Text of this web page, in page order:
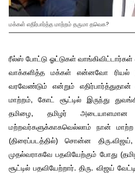
மக்கள் எதிர்பார்த்த மாற்றம் தருமா தவெக?
ரீல்ஸ் போட்டு ஓட்டுகள்
வாக்களித்த மக்கள் என்னவோ ரியல்
வரவேண்டும் என்றும் எதிர்பார்த்துதான்
மாற்றம், கோட் சூட்டில் இருந்து
தமிழை, தமிழர் அடையாளமான
மற்றவர்களுக்காகவெல்லாம் நான் மாற்ற
(திரைப்படத்தில்) சொன்ன திரு.விஜய்,
முதல்வராகவே பதவியேற்கும் போது
சூட்டில் பதவியேற்றார். திரு. விஜய்